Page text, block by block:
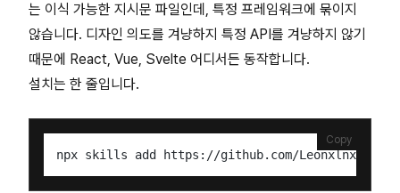
는 이식 가능한 지시문 파일인데, 특정 프레임워크에 묶이지
않습니다. 디자인 의도를 겨냥하지 특정 API를 겨냥하지 않기
때문에 React, Vue, Svelte 어디서든 동작합니다.
설치는 한 줄입니다.
Copy